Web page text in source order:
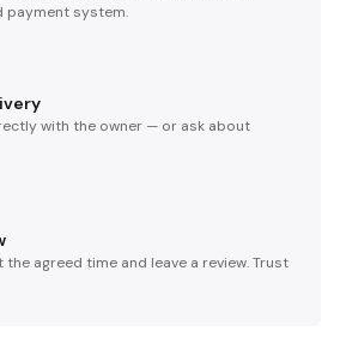
payment system.
with the owner — or ask about
agreed time and leave a review. Trust